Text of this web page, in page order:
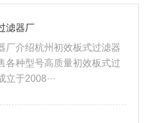
滤器厂
厂介绍杭州初效板式过滤器
各种型号高质量初效板式过
于2008···